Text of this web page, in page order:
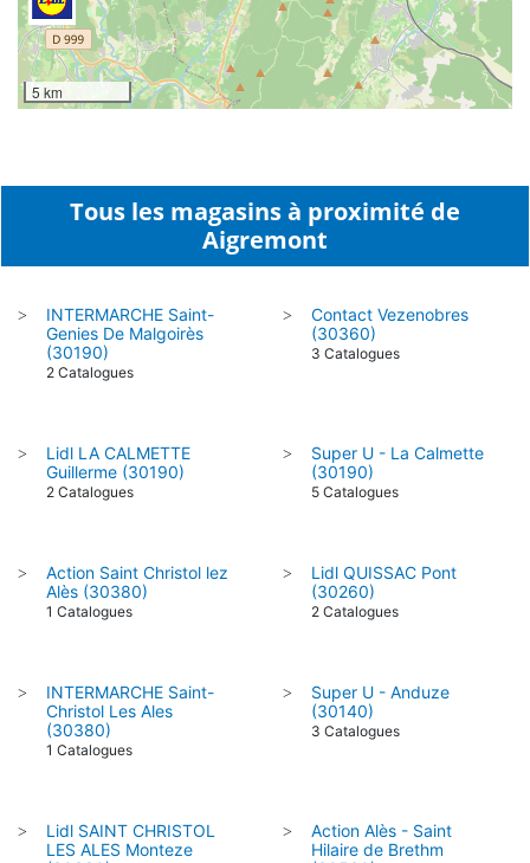
5 km
Tous les magasins à proximité de
Aigremont
>
INTERMARCHE Saint-
Genies De Malgoirès
(30190)
2 Catalogues
>
Contact Vezenobres
(30360)
3 Catalogues
>
Lidl LA CALMETTE
Guillerme (30190)
2 Catalogues
>
Super U - La Calmette
(30190)
5 Catalogues
>
Action Saint Christol lez
Alès (30380)
1 Catalogues
>
Lidl QUISSAC Pont
(30260)
2 Catalogues
>
INTERMARCHE Saint-
Christol Les Ales
(30380)
1 Catalogues
>
Super U - Anduze
(30140)
3 Catalogues
>
Lidl SAINT CHRISTOL
LES ALES Monteze
>
Action Alès - Saint
Hilaire de Brethm